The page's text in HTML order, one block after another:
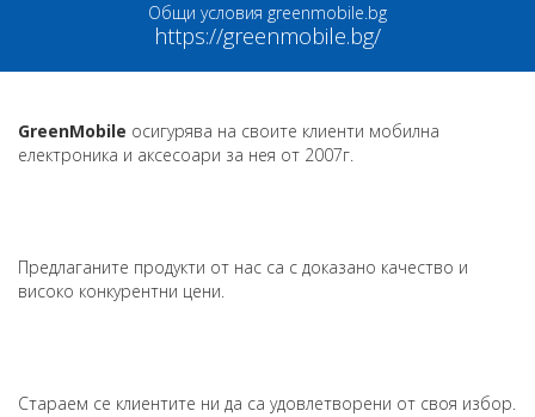
Общи условия greenmobile.bg
https://greenmobile.bg/
GreenMobile осигурява на своите клиенти мобилна
електроника и аксесоари за нея от 2007г.
Предлаганите продукти от нас са с доказано качество и
високо конкурентни цени.
Стараем се клиентите ни да са удовлетворени от своя избор.